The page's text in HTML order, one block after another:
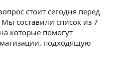
стоит сегодня перед
составили список из 7
которые помогут
подходящую